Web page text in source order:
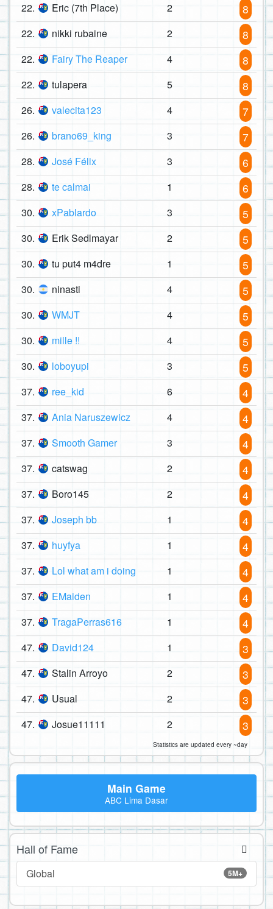
22. Eric (7th Place) 2 8
22. nikki rubaine 2 8
22. Fairy The Reaper 4 8
22. tulapera 5 8
26. valecita123 4 7
26. brano69_king 3 7
28. José Félix 3 6
28. te calmai 1 6
30. xPablardo 3 5
30. Erik Sedlmayar 2 5
30. tu put4 m4dre 1 5
30. ninasti 4 5
30. WMJT 4 5
30. mille !! 4 5
30. loboyupi 3 5
37. ree_kid 6 4
37. Ania Naruszewicz 4 4
37. Smooth Gamer 3 4
37. catswag 2 4
37. Boro145 2 4
37. Joseph bb 1 4
37. huyfya 1 4
37. Lol what am i doing 1 4
37. EMaiden 1 4
37. TragaPerras616 1 4
47. David124 1 3
47. Stalin Arroyo 2 3
47. Usual 2 3
47. Josue11111 2 3
Statistics are updated every ~day
Main Game
ABC Lima Dasar
Hall of Fame
5M+
Global